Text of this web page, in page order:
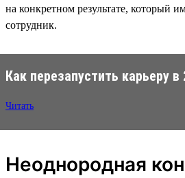
на конкретном результате, который
сотрудник.
Как перезапустить карьеру в
Читать
Неоднородная